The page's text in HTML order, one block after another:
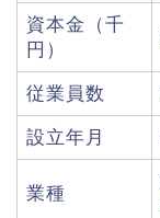
資本金（千
円）
従業員数
設立年月
業種